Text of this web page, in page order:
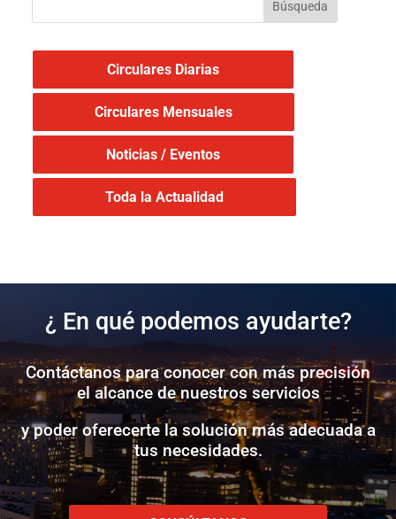
Circulares Diarias
Circulares Mensuales
Noticias / Eventos
Toda la Actualidad
¿ En qué podemos ayudarte?
Contáctanos para conocer con más precisión
el alcance de nuestros servicios
y poder oferecerte la solución más adecuada a
tus necesidades.